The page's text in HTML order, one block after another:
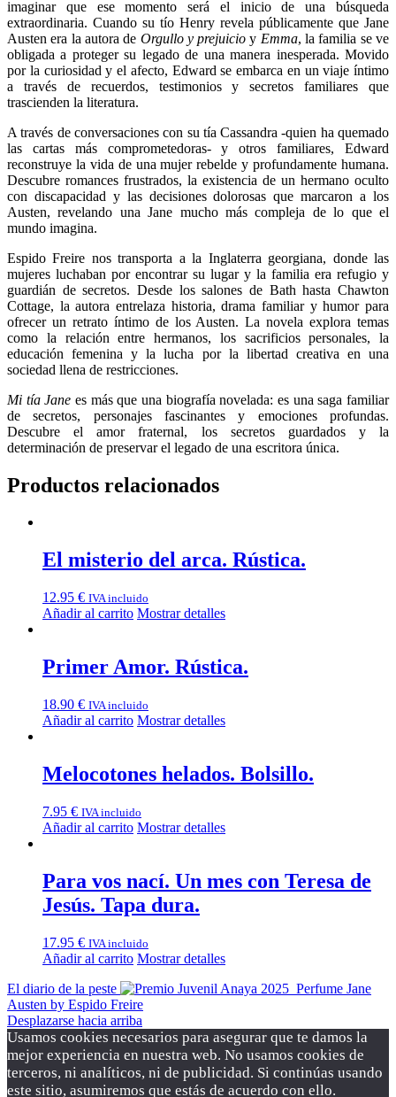
imaginar que ese momento será el inicio de una búsqueda
extraordinaria. Cuando su tío Henry revela públicamente que Jane
Austen era la autora de Orgullo y prejuicio y Emma, la familia se ve
obligada a proteger su legado de una manera inesperada. Movido
por la curiosidad y el afecto, Edward se embarca en un viaje íntimo
a través de recuerdos, testimonios y secretos familiares que
trascienden la literatura.
A través de conversaciones con su tía Cassandra -quien ha quemado
las cartas más comprometedoras- y otros familiares, Edward
reconstruye la vida de una mujer rebelde y profundamente humana.
Descubre romances frustrados, la existencia de un hermano oculto
con discapacidad y las decisiones dolorosas que marcaron a los
Austen, revelando una Jane mucho más compleja de lo que el
mundo imagina.
Espido Freire nos transporta a la Inglaterra georgiana, donde las
mujeres luchaban por encontrar su lugar y la familia era refugio y
guardián de secretos. Desde los salones de Bath hasta Chawton
Cottage, la autora entrelaza historia, drama familiar y humor para
ofrecer un retrato íntimo de los Austen. La novela explora temas
como la relación entre hermanos, los sacrificios personales, la
educación femenina y la lucha por la libertad creativa en una
sociedad llena de restricciones.
Mi tía Jane es más que una biografía novelada: es una saga familiar
de secretos, personajes fascinantes y emociones profundas.
Descubre el amor fraternal, los secretos guardados y la
determinación de preservar el legado de una escritora única.
Productos relacionados
El misterio del arca. Rústica.
12.95 € IVA incluido
Añadir al carrito Mostrar detalles
Primer Amor. Rústica.
18.90 € IVA incluido
Añadir al carrito Mostrar detalles
Melocotones helados. Bolsillo.
7.95 € IVA incluido
Añadir al carrito Mostrar detalles
Para vos nací. Un mes con Teresa de
Jesús. Tapa dura.
17.95 € IVA incluido
Añadir al carrito Mostrar detalles
El diario de la peste
Perfume Jane
Austen by Espido Freire
Desplazarse hacia arriba
Usamos cookies necesarios para asegurar que te damos la
mejor experiencia en nuestra web. No usamos cookies de
terceros, ni analíticos, ni de publicidad. Si continúas usando
este sitio, asumiremos que estás de acuerdo con ello.